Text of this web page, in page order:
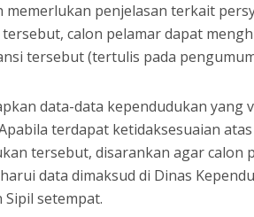
memerlukan penjelasan terkait
calon pelamar dapat
tersebut (tertulis pada
data-data kependudukan yang
terdapat ketidaksesuaian
tersebut, disarankan agar calon
data dimaksud di Dinas
Sipil setempat.